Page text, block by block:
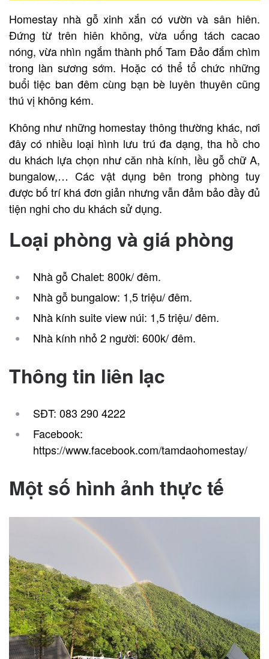
Homestay nhà gỗ xinh xắn có vườn và sân hiên.
Đứng từ trên hiên không, vừa uống tách cacao
nóng, vừa nhìn ngắm thành phố Tam Đảo đắm chìm
trong làn sương sớm. Hoặc có thể tổ chức những
buổi tiệc ban đêm cùng bạn bè luyên thuyên cũng
thú vị không kém.
Không như những homestay thông thường khác, nơi
đây có nhiều loại hình lưu trú đa dạng, tha hồ cho
du khách lựa chọn như căn nhà kính, lều gỗ chữ A,
bungalow,… Các vật dụng bên trong phòng tuy
được bố trí khá đơn giản nhưng vẫn đảm bảo đầy đủ
tiện nghi cho du khách sử dụng.
Loại phòng và giá phòng
Nhà gỗ Chalet: 800k/ đêm.
Nhà gỗ bungalow: 1,5 triệu/ đêm.
Nhà kính suite view núi: 1,5 triệu/ đêm.
Nhà kính nhỏ 2 người: 600k/ đêm.
Thông tin liên lạc
SĐT: 083 290 4222
Facebook:
https://www.facebook.com/tamdaohomestay/
Một số hình ảnh thực tế